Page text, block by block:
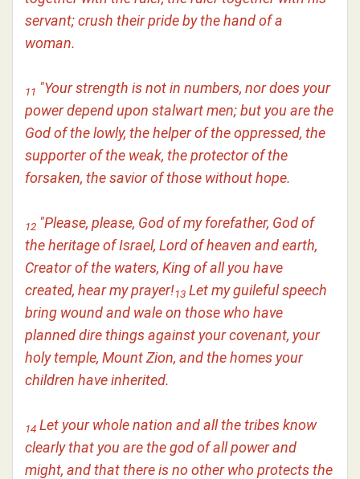
servant; crush their pride by the hand of a
woman.
11 "Your strength is not in numbers, nor does your
power depend upon stalwart men; but you are the
God of the lowly, the helper of the oppressed, the
supporter of the weak, the protector of the
forsaken, the savior of those without hope.
12 "Please, please, God of my forefather, God of
the heritage of Israel, Lord of heaven and earth,
Creator of the waters, King of all you have
created, hear my prayer!13 Let my guileful speech
bring wound and wale on those who have
planned dire things against your covenant, your
holy temple, Mount Zion, and the homes your
children have inherited.
14 Let your whole nation and all the tribes know
clearly that you are the god of all power and
might, and that there is no other who protects the